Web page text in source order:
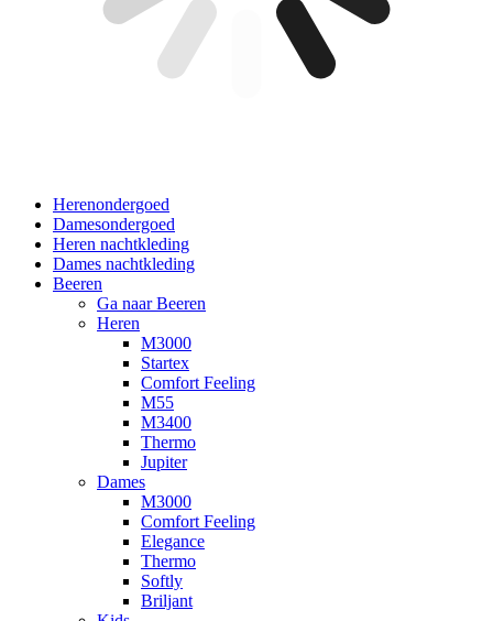
Herenondergoed
Damesondergoed
Heren nachtkleding
Dames nachtkleding
Beeren
Ga naar Beeren
Heren
M3000
Startex
Comfort Feeling
M55
M3400
Thermo
Jupiter
Dames
M3000
Comfort Feeling
Elegance
Thermo
Softly
Briljant